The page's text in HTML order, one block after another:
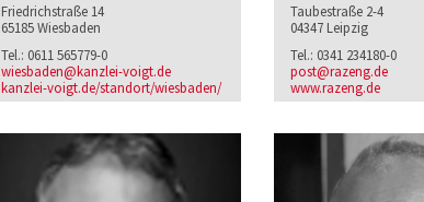
Friedrichstraße 14
65185 Wiesbaden
Tel.: 0611 565779-0
wiesbaden@kanzlei-voigt.de
kanzlei-voigt.de/standort/wiesbaden/
Taubestraße 2-4
04347 Leipzig
Tel.: 0341 234180-0
post@razeng.de
www.razeng.de